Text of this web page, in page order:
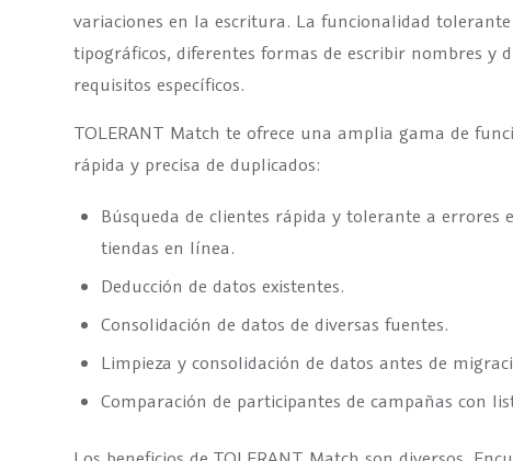
variaciones en la escritura. La funcionalidad
tipográficos, diferentes formas de escribir nombres y
requisitos específicos.
TOLERANT Match te ofrece una amplia gama de
rápida y precisa de duplicados:
Búsqueda de clientes rápida y tolerante a errores
tiendas en línea.
Deducción de datos existentes.
Consolidación de datos de diversas fuentes.
Limpieza y consolidación de datos antes de
Comparación de participantes de campañas con